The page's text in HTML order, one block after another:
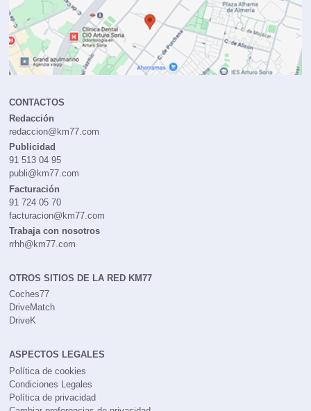
CONTACTOS
Redacción
redaccion@km77.com
Publicidad
91 513 04 95
publi@km77.com
Facturación
91 724 05 70
facturacion@km77.com
Trabaja con nosotros
OTROS SITIOS DE LA RED KM77
Coches77
DriveMatch
ASPECTOS LEGALES
Política de cookies
Condiciones Legales
Política de privacidad